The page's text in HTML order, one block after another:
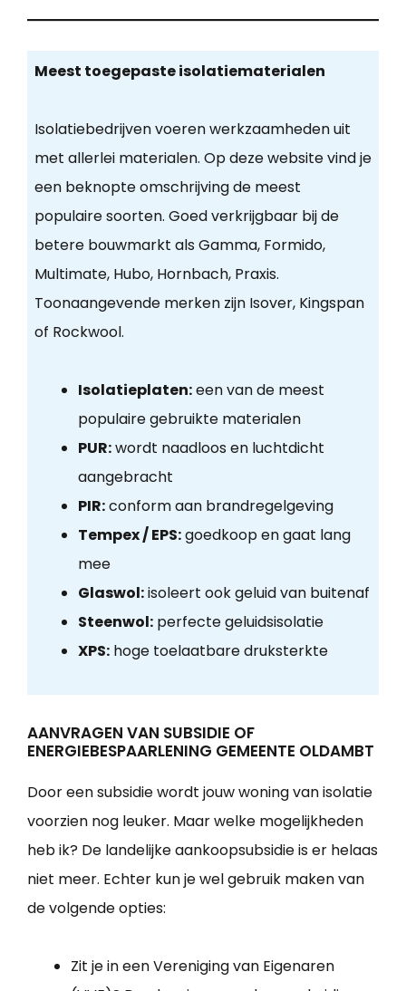
Meest toegepaste isolatiematerialen
Isolatiebedrijven voeren werkzaamheden uit
met allerlei materialen. Op deze website vind je
een beknopte omschrijving de meest
populaire soorten. Goed verkrijgbaar bij de
betere bouwmarkt als Gamma, Formido,
Multimate, Hubo, Hornbach, Praxis.
Toonaangevende merken zijn Isover, Kingspan
of Rockwool.
Isolatieplaten:een van de meest
populaire gebruikte materialen
PUR:wordt naadloos en luchtdicht
aangebracht
PIR:conform aan brandregelgeving
Tempex / EPS:goedkoop en gaat lang
mee
Glaswol:isoleert ook geluid van buitenaf
Steenwol:perfecte geluidsisolatie
XPS:hoge toelaatbare druksterkte
AANVRAGEN VAN SUBSIDIE OF
ENERGIEBESPAARLENING GEMEENTE OLDAMBT
Door een subsidie wordt jouw woning van isolatie
voorzien nog leuker. Maar welke mogelijkheden
heb ik? De landelijke aankoopsubsidie is er helaas
niet meer. Echter kun je wel gebruik maken van
de volgende opties:
Zit je in een Vereniging van Eigenaren